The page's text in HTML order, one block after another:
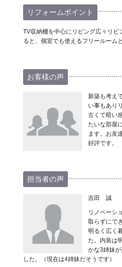
リフォームポイント
TV収納棚を中心にリビング広々リビ
ると、個室でも使えるフリールーム
お客様の声
新築も考え
い事もあり
古くて暗い
たいな部屋
ます。お友
好評です。
担当者の声
吉田 誠
リノベーシ
取らずにで
明るく広く
た。内装は
かな3姉妹
した。（現在は4姉妹だそうです）